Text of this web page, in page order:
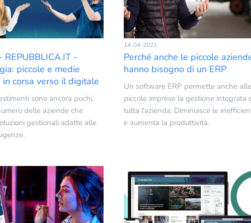
REPUBBLICA.IT -
piccole e medie
in corsa verso il digitale
sono ancora pochi,
delle aziende che
gestionali adatte alle
14-04-2021
Perché anche le piccole
hanno bisogno di un ERP
Un software ERP permette anche alle
piccole imprese la gestione integrata
tutta l'azienda. Diminuisce le
e aumenta la produttività.